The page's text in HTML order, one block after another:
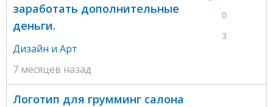
0
3
заработать дополнительные
деньги.
Дизайн и Арт
7 месяцев назад
Логотип для грумминг салона